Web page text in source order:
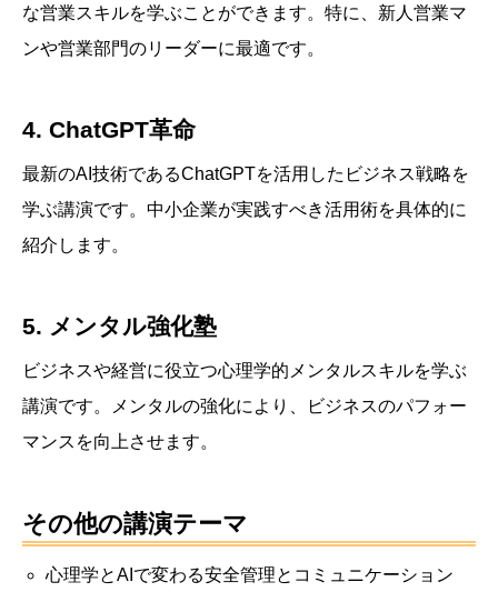
な営業スキルを学ぶことができます。特に、新人営業マ
ンや営業部門のリーダーに最適です。
4. ChatGPT革命
最新のAI技術であるChatGPTを活用したビジネス戦略を
学ぶ講演です。中小企業が実践すべき活用術を具体的に
紹介します。
5. メンタル強化塾
ビジネスや経営に役立つ心理学的メンタルスキルを学ぶ
講演です。メンタルの強化により、ビジネスのパフォー
マンスを向上させます。
その他の講演テーマ
心理学とAIで変わる安全管理とコミュニケーション